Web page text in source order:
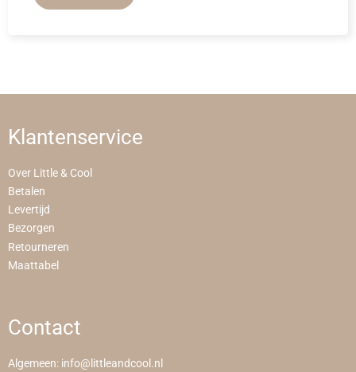
Klantenservice
Over Little & Cool
Betalen
Levertijd
Bezorgen
Retourneren
Maattabel
Contact
Algemeen: info@littleandcool.nl